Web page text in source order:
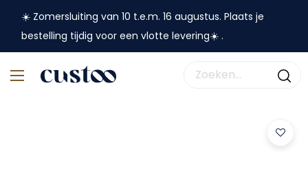
☀️ Zomersluiting van 10 t.e.m. 16 augustus. Plaats je
bestelling tijdig voor een vlotte levering☀️ .